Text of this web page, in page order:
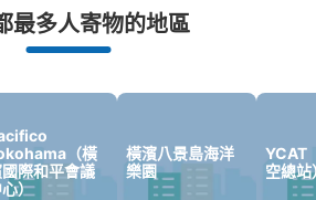
李破損、被偷等狀況時安心有保障
最多人寄物的地區
（橫
際和平會議
）
橫濱八景島海洋
樂園
YCAT
空總站